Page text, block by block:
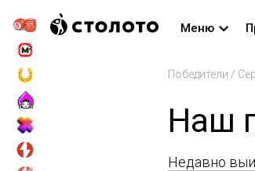
Меню
Победители /
Наш
Недавно